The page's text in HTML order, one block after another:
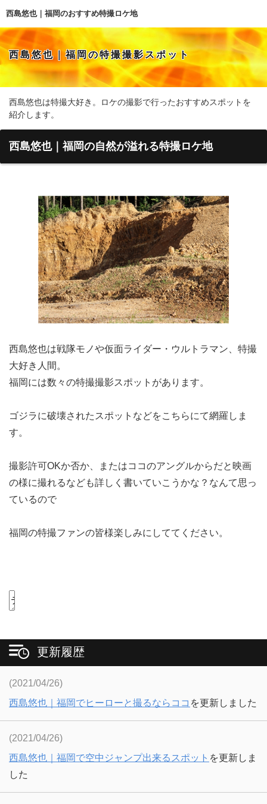
西島悠也｜福岡のおすすめ特撮ロケ地
西島悠也｜福岡の特撮撮影スポット
西島悠也は特撮大好き。ロケの撮影で行ったおすすめスポットを
紹介します。
西島悠也｜福岡の自然が溢れる特撮ロケ地
西島悠也は戦隊モノや仮面ライダー・ウルトラマン、特撮
大好き人間。
福岡には数々の特撮撮影スポットがあります。
ゴジラに破壊されたスポットなどをこちらにて網羅しま
す。
撮影許可OKか否か、またはココのアングルからだと映画
の様に撮れるなども詳しく書いていこうかな？なんて思っ
ているので
福岡の特撮ファンの皆様楽しみにしててください。
更新履歴
(2021/04/26)
西島悠也｜福岡でヒーローと撮るならココ を更新しました
(2021/04/26)
西島悠也｜福岡で空中ジャンプ出来るスポット を更新しま
した